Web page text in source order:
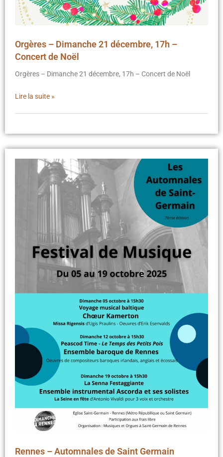
Orgères – Dimanche 21 décembre, 17h –
Concert de Noël
Orgères – Dimanche 21 décembre, 17h – Concert de Noël
Lire la suite »
Rennes – Automnales de Saint Germain